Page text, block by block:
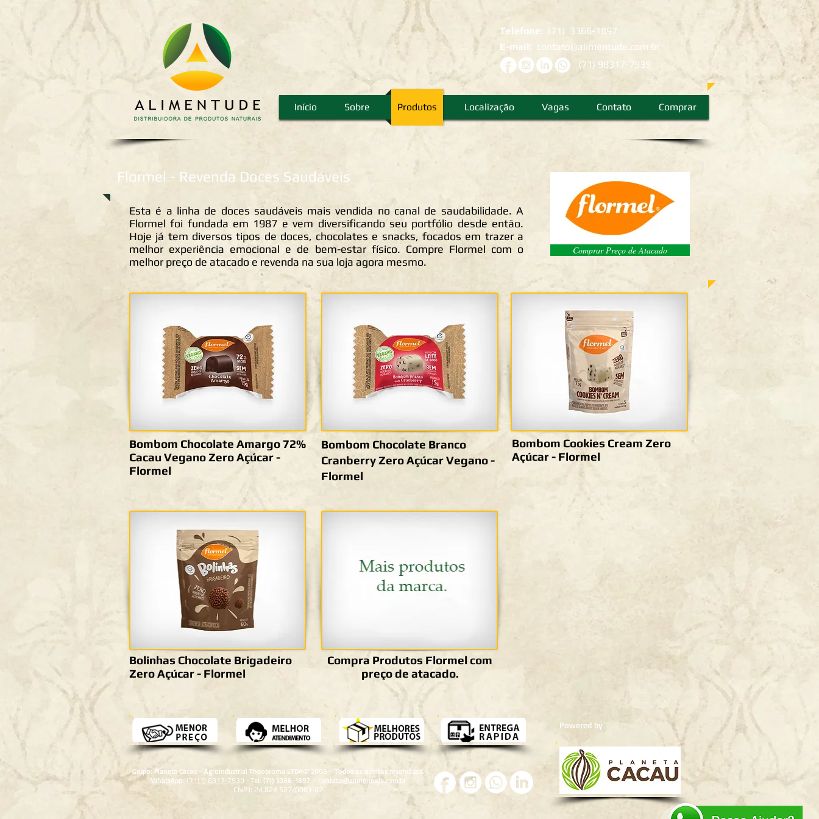
Início Sobre Produtos Localização Vagas Contato Comprar
Telefone: (71) 3366-1897
E-mail: contato@alimentude.com.br
(71) 98317-7939
Flormel - Revenda Doces Saudáveis
Esta é a linha de doces saudáveis mais vendida no canal de saudabilidade. A
Flormel foi fundada em 1987 e vem diversificando seu portfólio desde então.
Hoje já tem diversos tipos de doces, chocolates e snacks, focados em trazer a
melhor experiência emocional e de bem-estar físico. Compre Flormel com o
melhor preço de atacado e revenda na sua loja agora mesmo.
Comprar Preço de Atacado
Bombom Chocolate Amargo 72%
Cacau Vegano Zero Açúcar -
Flormel
Bombom Chocolate Branco
Cranberry Zero Açúcar Vegano -
Flormel
Bombom Cookies Cream Zero
Açúcar - Flormel
Bolinhas Chocolate Brigadeiro
Zero Açúcar - Flormel
Compra Produtos Flormel com
preço de atacado.
Grupo: Planeta Cacau - Agroindustrial Theobroma LTDA© 2008 - Todos os direitos reservados.
WhatsApp: (71) 9 8317-7939 - Tel: (71) 3366-1897 - contato@alimentude.com.br
CNPJ: 24.824.527/0001-07
Powered by